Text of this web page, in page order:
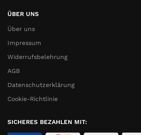
ÜBER UNS
Über uns
Impressum
Widerrufsbelehrung
AGB
Datenschutzerklärung
Cookie-Richtlinie
SICHERES BEZAHLEN MIT: